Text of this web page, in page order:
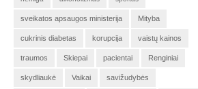
sveikatos apsaugos ministerija Mityba
cukrinis diabetas korupcija vaistų kainos
traumos Skiepai pacientai Renginiai
skydliaukė Vaikai savižudybės